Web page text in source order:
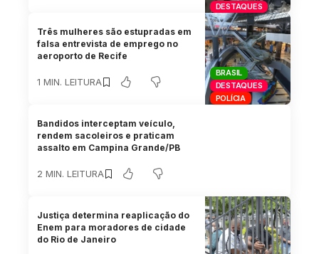
DESTAQUES
BRASIL
DESTAQUES
POLÍCIA
Três mulheres são estupradas em
falsa entrevista de emprego no
aeroporto de Recife
1 MIN. LEITURA
Bandidos interceptam veículo,
rendem sacoleiros e praticam
assalto em Campina Grande/PB
2 MIN. LEITURA
Justiça determina reaplicação do
Enem para moradores de cidade
do Rio de Janeiro